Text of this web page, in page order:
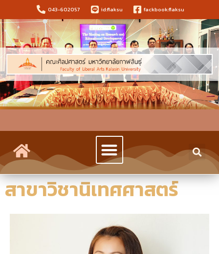
043-602057 id:flaksu fackbook:flaksu
สาขาวิชานิเทศศาสตร์